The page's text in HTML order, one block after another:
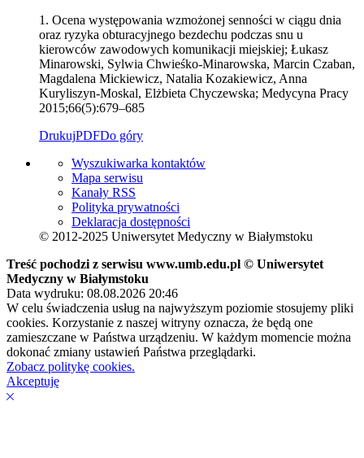
1. Ocena występowania wzmożonej senności w ciągu dnia
oraz ryzyka obturacyjnego bezdechu podczas snu u
kierowców zawodowych komunikacji miejskiej; Łukasz
Minarowski, Sylwia Chwieśko-Minarowska, Marcin Czaban,
Magdalena Mickiewicz, Natalia Kozakiewicz, Anna
Kuryliszyn-Moskal, Elżbieta Chyczewska; Medycyna Pracy
2015;66(5):679–685
DrukujPDFDo góry
Wyszukiwarka kontaktów
Mapa serwisu
Kanały RSS
Polityka prywatności
Deklaracja dostępności
© 2012-2025 Uniwersytet Medyczny w Białymstoku
Treść pochodzi z serwisu www.umb.edu.pl © Uniwersytet
Medyczny w Białymstoku
Data wydruku: 08.08.2026 20:46
W celu świadczenia usług na najwyższym poziomie stosujemy pliki
cookies. Korzystanie z naszej witryny oznacza, że będą one
zamieszczane w Państwa urządzeniu. W każdym momencie można
dokonać zmiany ustawień Państwa przeglądarki.
Zobacz politykę cookies.
Akceptuję